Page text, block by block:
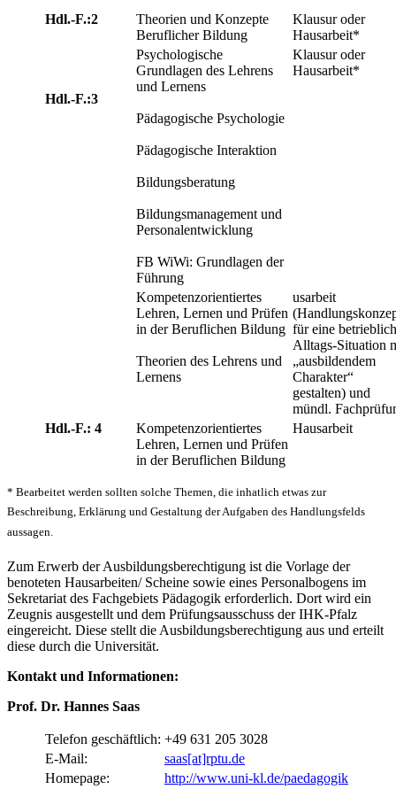
Hdl.-F.:2
Theorien und Konzepte
Beruflicher Bildung
Klausur oder
Hausarbeit*
Hdl.-F.:3
Psychologische
Grundlagen des Lehrens
und Lernens
Pädagogische Psychologie
Pädagogische Interaktion
Bildungsberatung
Bildungsmanagement und
Personalentwicklung
FB WiWi: Grundlagen der
Führung
Klausur oder
Hausarbeit*
Kompetenzorientiertes
Lehren, Lernen und Prüfen
in der Beruflichen Bildung
Theorien des Lehrens und
Lernens
usarbeit
für eine
Alltags-Situation
„ausbildendem
Charakter“
gestalten) und
mündl.
Hdl.-F.: 4
Kompetenzorientiertes
Lehren, Lernen und Prüfen
in der Beruflichen Bildung
Hausarbeit
* Bearbeitet werden sollten solche Themen, die inhatlich etwas zur
Beschreibung, Erklärung und Gestaltung der Aufgaben des Handlungsfelds
aussagen.
Zum Erwerb der Ausbildungsberechtigung ist die Vorlage der
benoteten Hausarbeiten/ Scheine sowie eines Personalbogens im
Sekretariat des Fachgebiets Pädagogik erforderlich. Dort wird ein
Zeugnis ausgestellt und dem Prüfungsausschuss der IHK-Pfalz
eingereicht. Diese stellt die Ausbildungsberechtigung aus und erteilt
diese durch die Universität.
Kontakt und Informationen:
Prof. Dr. Hannes Saas
Telefon geschäftlich: +49 631 205 3028
E-Mail:
saas[at]rptu.de
Homepage:
http://www.uni-kl.de/paedagogik